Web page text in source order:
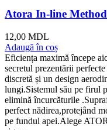
Atora In-line
12,00 MDL
Adaugă în coș
Eficiența maximă începe
secretul prezentării
discretă și un design
lungi.Sistemul său pe firul
elimină încurcăturile
perfect nădirea,protejând
pe fundul apei.Alege